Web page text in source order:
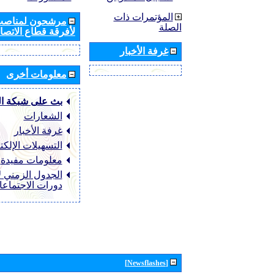
مرشحون
لأفرقة قطاع
معلومات أخرى
بث على شبكة
الشعارات
غرفة الأخبار
التسهيلات
معلومات مفيدة
الجدول الزمني
دورات
المؤتمرات ذات
الصلة
غرفة الأخبار
[Newsflashes]